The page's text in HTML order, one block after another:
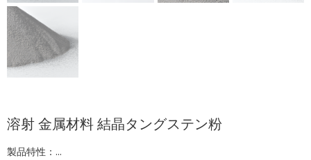
溶射 金属材料 結晶タングステン粉
製品特性：...